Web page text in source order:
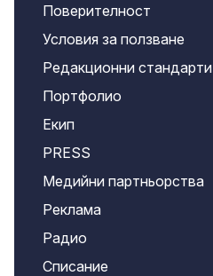
Поверителност
Условия за ползване
Редакционни стандарти
Портфолио
Екип
PRESS
Медийни партньорства
Реклама
Радио
Списание